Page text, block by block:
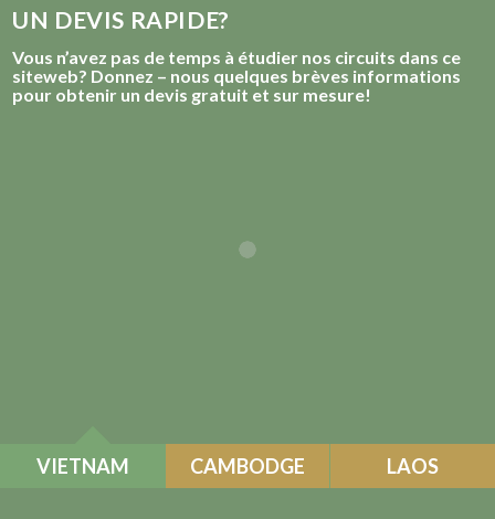
UN DEVIS RAPIDE?
Vous n’avez pas de temps à étudier nos circuits dans ce
siteweb? Donnez – nous quelques brèves informations
pour obtenir un devis gratuit et sur mesure!
VIETNAM CAMBODGE LAOS